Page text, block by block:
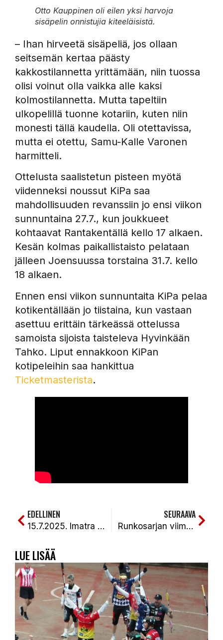
Otto Kauppinen oli eilen yksi harvoja
sisäpelin onnistujia kiteeläisistä.
– Ihan hirveetä sisäpeliä, jos ollaan
seitsemän kertaa päästy
kakkostilannetta yrittämään, niin tuossa
olisi voinut olla vaikka alle kaksi
kolmostilannetta. Mutta tapeltiin
ulkopelillä tuonne kotariin, kuten niin
monesti tällä kaudella. Oli otettavissa,
mutta ei otettu, Samu-Kalle Varonen
harmitteli.
Ottelusta saalistetun pisteen myötä
viidenneksi noussut KiPa saa
mahdollisuuden revanssiin jo ensi viikon
sunnuntaina 27.7., kun joukkueet
kohtaavat Rantakentällä kello 17 alkaen.
Kesän kolmas paikallistaisto pelataan
jälleen Joensuussa torstaina 31.7. kello
18 alkaen.
Ennen ensi viikon sunnuntaita KiPa pelaa
kotikentällään jo tiistaina, kun vastaan
asettuu erittäin tärkeässä ottelussa
samoista sijoista taisteleva Hyvinkään
Tahko. Liput ennakkoon KiPan
kotipeleihin saa hankittua
Ticketmasterista.
EDELLINEN
15.7.2025. Imatra kaatui helteisellä Rantakentällä vahvalla ulkopelillä ja jokereiden kotiutuksilla. KiPa – IPV 2-0 (3-1, 6-1)
SEURAAVA
Runkosarjan viimeinen kolmannes käynnistyy – Kiteen Pallo lähtee hyvistä asemista loppurutistukseen
LUE LISÄÄ